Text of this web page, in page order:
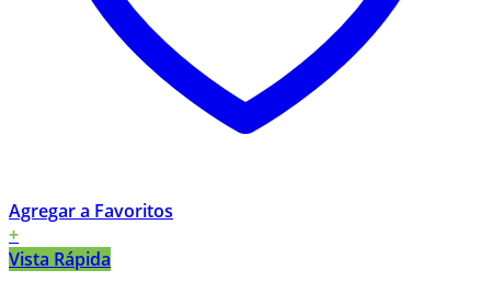
Agregar a Favoritos
+
Vista Rápida